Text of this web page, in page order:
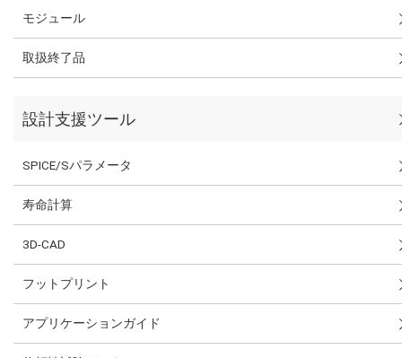
モジュール
取扱終了品
設計支援ツール
SPICE/Sパラメータ
寿命計算
3D-CAD
フットプリント
アプリケーションガイド